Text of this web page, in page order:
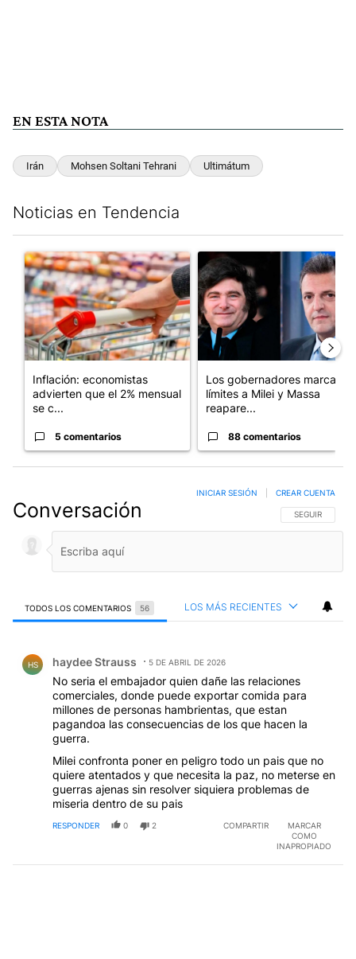
EN ESTA NOTA
Irán Mohsen Soltani Tehrani Ultimátum
Noticias en Tendencia
Un artículo de tendencia con el título "Inflación: economistas
Inflación: economistas
advierten que el 2% mensual
se c...
5 comentarios
Un artículo de tendencia
Los gobernadores marcan
límites a Milei y Massa
reapare...
88 comentarios
Conversación SIGA ESTA
SEGUIR
INICIAR SESIÓN CREAR CUENTA
TODOS LOS COMENTARIOS 56 LOS MÁS RECIENTES
HS haydee Strauss 5 DE ABRIL DE 2026
No seria el embajador quien dañe las relaciones
comerciales, donde puede exportar comida para
millones de personas hambrientas, que estan
pagandoa las consecuencias de los que hacen la
guerra.
Milei confronta poner en peligro todo un pais que no
quiere atentados y que necesita la paz, no meterse en
guerras ajenas sin resolver siquiera problemas de
miseria dentro de su pais
RESPONDER 0 2 COMPARTIR
MARCAR
COMO
INAPROPIADO